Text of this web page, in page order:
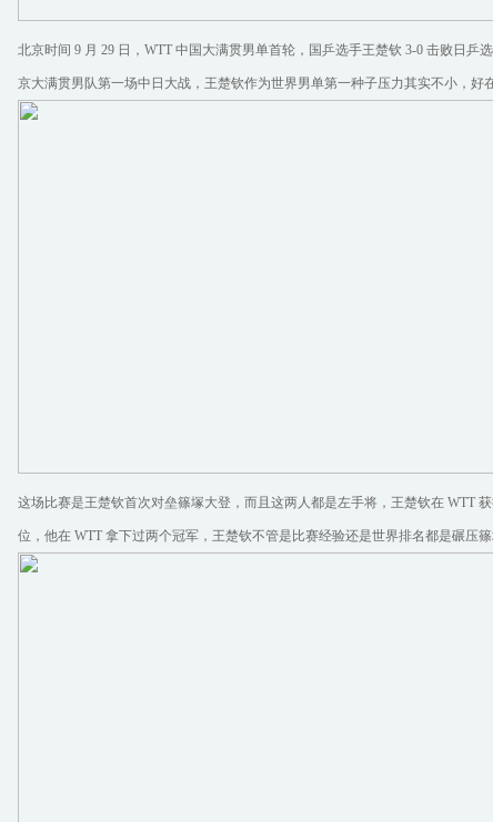
北京时间 9 月 29 日，WTT 中国大满贯男单首轮，国乒选手王楚钦 3-0 击败日乒
京大满贯男队第一场中日大战，王楚钦作为世界男单第一种子压力其实不小，好
这场比赛是王楚钦首次对垒篠塚大登，而且这两人都是左手将，王楚钦在 WTT
位，他在 WTT 拿下过两个冠军，王楚钦不管是比赛经验还是世界排名都是碾压篠